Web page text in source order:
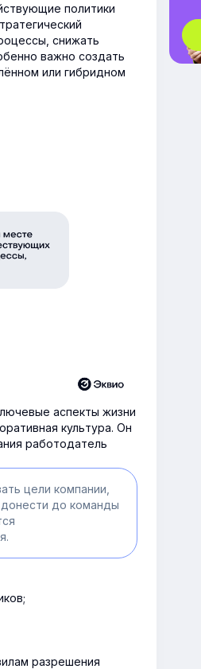
политики
снижать
важно создать
или гибридном
аспекты жизни
культура. Он
работодатель
цели компании,
донести до команды
разрешения